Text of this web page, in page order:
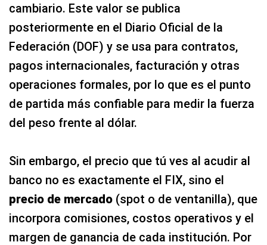
cambiario. Este valor se publica
posteriormente en el Diario Oficial de la
Federación (DOF) y se usa para contratos,
pagos internacionales, facturación y otras
operaciones formales, por lo que es el punto
de partida más confiable para medir la fuerza
del peso frente al dólar.
Sin embargo, el precio que tú ves al acudir al
banco no es exactamente el FIX, sino el
precio de mercado (spot o de ventanilla), que
incorpora comisiones, costos operativos y el
margen de ganancia de cada institución. Por